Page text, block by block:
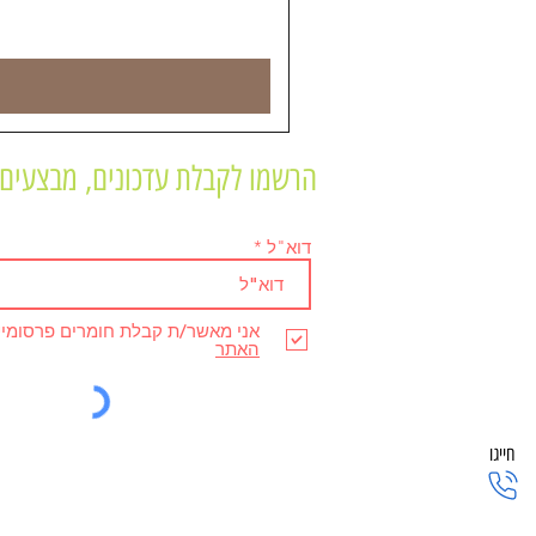
חייגו
הרשמו לקבלת עדכונים,
דוא"ל
אני מאשר/ת קבלת חומרים
האתר